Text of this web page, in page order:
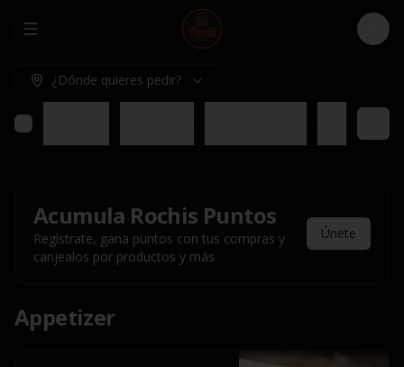
Abrir menu de navegación Login
¿Dónde quieres pedir?
Acumula Rochis Puntos
Regístrate, gana puntos con tus compras y
canjealos por productos y más
Únete
Appetizer